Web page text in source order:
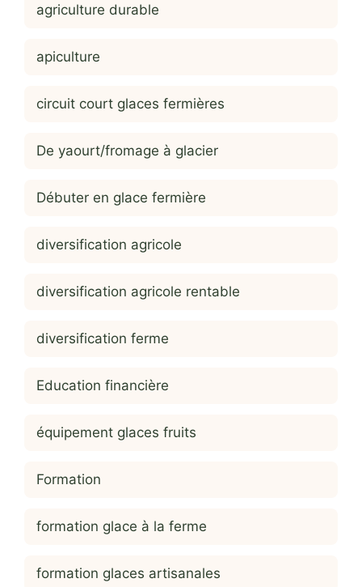
agriculture durable
apiculture
circuit court glaces fermières
De yaourt/fromage à glacier
Débuter en glace fermière
diversification agricole
diversification agricole rentable
diversification ferme
Education financière
équipement glaces fruits
Formation
formation glace à la ferme
formation glaces artisanales